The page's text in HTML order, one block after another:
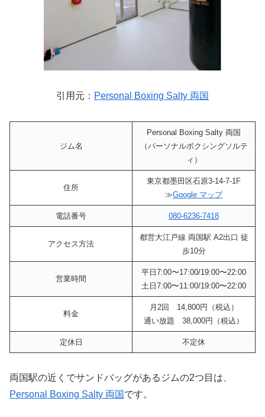
引用元： Personal Boxing Salty 両国
ジム名
Personal Boxing Salty 両国
（パーソナルボクシングソルテ
ィ）
住所
東京都墨田区石原3-14-7-1F
≫Google マップ
電話番号 080-6236-7418
アクセス方法
都営大江戸線 両国駅 A2出口 徒
歩10分
営業時間
平日7:00〜17:00/19:00〜22:00
土日7:00〜11:00/19:00〜22:00
料金
月2回 14,800円（税込）
通い放題 38,000円（税込）
定休日 不定休
両国駅の近くでサンドバッグがあるジムの2つ目は、
Personal Boxing Salty 両国 です。